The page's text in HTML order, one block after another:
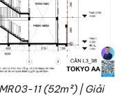
11 (52m²) | Giải